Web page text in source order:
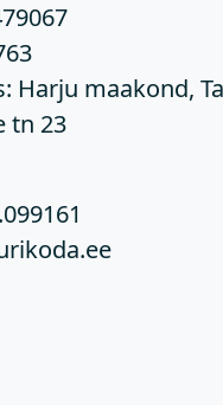
Harju maakond,
tn 23